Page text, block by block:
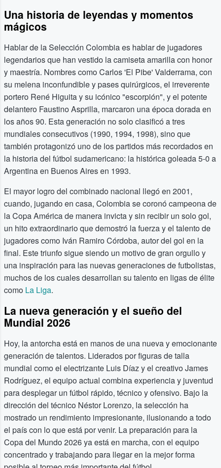
Una historia de leyendas y momentos
mágicos
Hablar de la Selección Colombia es hablar de jugadores
legendarios que han vestido la camiseta amarilla con honor
y maestría. Nombres como Carlos 'El Pibe' Valderrama, con
su melena inconfundible y pases quirúrgicos, el irreverente
portero René Higuita y su icónico "escorpión", y el potente
delantero Faustino Asprilla, marcaron una época dorada en
los años 90. Esta generación no solo clasificó a tres
mundiales consecutivos (1990, 1994, 1998), sino que
también protagonizó uno de los partidos más recordados en
la historia del fútbol sudamericano: la histórica goleada 5-0 a
Argentina en Buenos Aires en 1993.
El mayor logro del combinado nacional llegó en 2001,
cuando, jugando en casa, Colombia se coronó campeona de
la Copa América de manera invicta y sin recibir un solo gol,
un hito extraordinario que demostró la fuerza y el talento de
jugadores como Iván Ramiro Córdoba, autor del gol en la
final. Este triunfo sigue siendo un motivo de gran orgullo y
una inspiración para las nuevas generaciones de futbolistas,
muchos de los cuales desarrollan su talento en ligas de élite
como La Liga.
La nueva generación y el sueño del
Mundial 2026
Hoy, la antorcha está en manos de una nueva y emocionante
generación de talentos. Liderados por figuras de talla
mundial como el electrizante Luis Díaz y el creativo James
Rodríguez, el equipo actual combina experiencia y juventud
para desplegar un fútbol rápido, técnico y ofensivo. Bajo la
dirección del técnico Néstor Lorenzo, la selección ha
mostrado un rendimiento impresionante, ilusionando a todo
el país con lo que está por venir. La preparación para la
Copa del Mundo 2026 ya está en marcha, con el equipo
concentrado y trabajando para llegar en la mejor forma